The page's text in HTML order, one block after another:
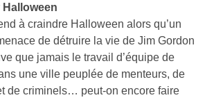
Halloween
à craindre Halloween alors qu’un
de détruire la vie de Jim Gordon
que jamais le travail d’équipe de
une ville peuplée de menteurs, de
de criminels… peut-on encore faire